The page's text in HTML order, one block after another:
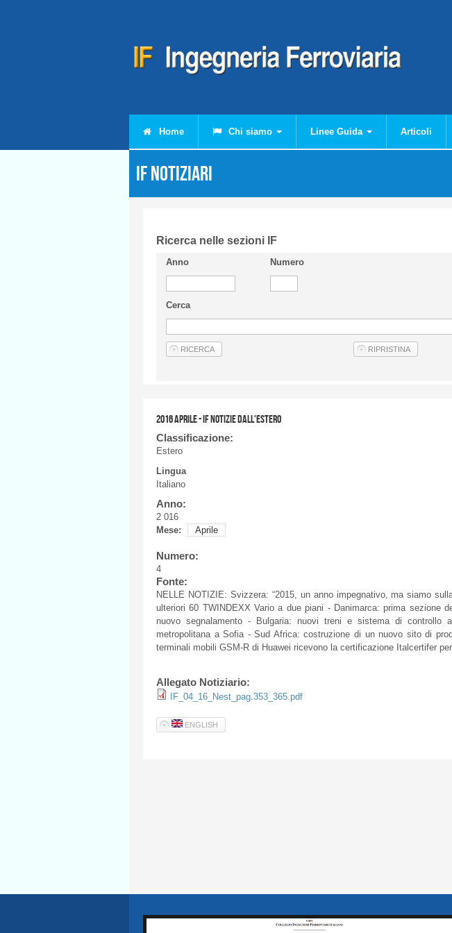
Home Chi siamo Linee Guida Articoli
IF Notiziari
Ricerca nelle sezioni IF
Anno Numero
Cerca
2016 APRILE - IF NOTIZIE DALL'ESTERO
Classificazione:
Estero
Lingua
Italiano
Anno:
2 016
Mese:
Aprile
Numero:
4
Fonte:
NELLE NOTIZIE: Svizzera: “2015, un anno impegnativo, ma siamo
ulteriori 60 TWINDEXX Vario a due piani - Danimarca: prima sezione
nuovo segnalamento - Bulgaria: nuovi treni e sistema di controllo
metropolitana a Sofia - Sud Africa: costruzione di un nuovo sito di
terminali mobili GSM-R di Huawei ricevono la certificazione Italcertifer
Allegato Notiziario:
IF_04_16_Nest_pag.353_365.pdf
ENGLISH